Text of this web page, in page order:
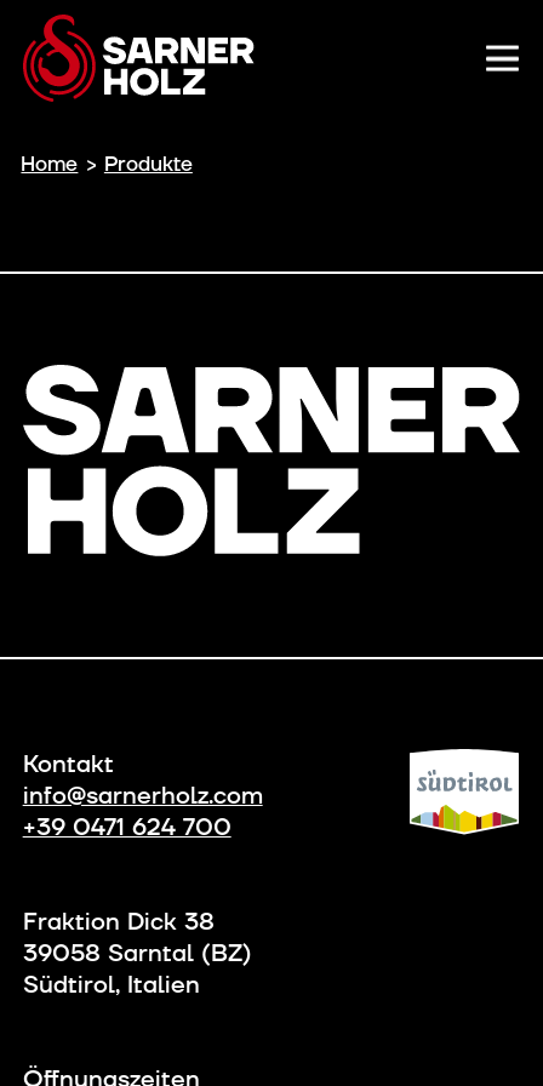
Home > Produkte
Kontakt
info@sarnerholz.com
+39 0471 624 700
Fraktion Dick 38
39058 Sarntal (BZ)
Südtirol, Italien